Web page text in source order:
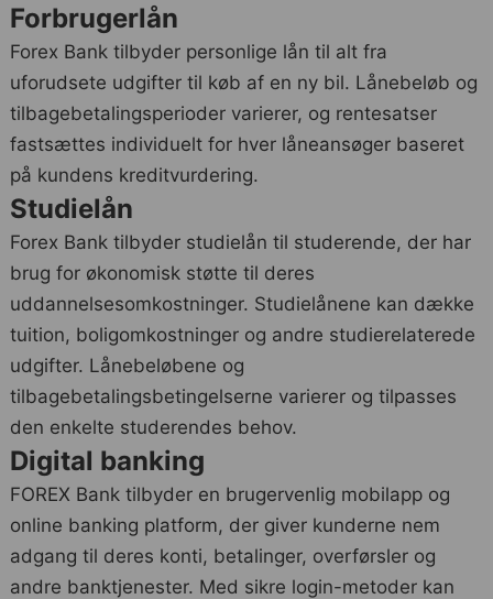
Forbrugerlån
Forex Bank tilbyder personlige lån til alt fra
uforudsete udgifter til køb af en ny bil. Lånebeløb og
tilbagebetalingsperioder varierer, og rentesatser
fastsættes individuelt for hver låneansøger baseret
på kundens kreditvurdering.
Studielån
Forex Bank tilbyder studielån til studerende, der har
brug for økonomisk støtte til deres
uddannelsesomkostninger. Studielånene kan dække
tuition, boligomkostninger og andre studierelaterede
udgifter. Lånebeløbene og
tilbagebetalingsbetingelserne varierer og tilpasses
den enkelte studerendes behov.
Digital banking
FOREX Bank tilbyder en brugervenlig mobilapp og
online banking platform, der giver kunderne nem
adgang til deres konti, betalinger, overførsler og
andre banktjenester. Med sikre login-metoder kan